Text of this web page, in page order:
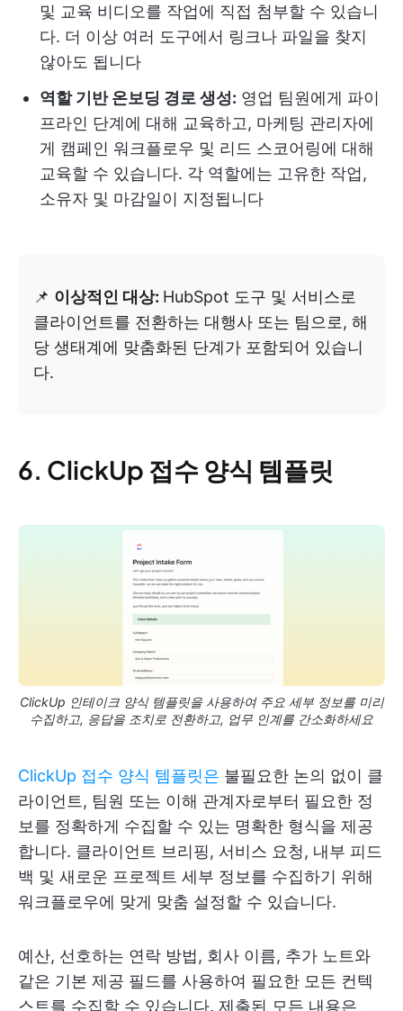
및 교육 비디오를 작업에 직접 첨부할 수 있습니
다. 더 이상 여러 도구에서 링크나 파일을 찾지
않아도 됩니다
역할 기반 온보딩 경로 생성: 영업 팀원에게 파이
프라인 단계에 대해 교육하고, 마케팅 관리자에
게 캠페인 워크플로우 및 리드 스코어링에 대해
교육할 수 있습니다. 각 역할에는 고유한 작업,
소유자 및 마감일이 지정됩니다
📌 이상적인 대상: HubSpot 도구 및 서비스로
클라이언트를 전환하는 대행사 또는 팀으로, 해
당 생태계에 맞춤화된 단계가 포함되어 있습니
다.
6. ClickUp 접수 양식 템플릿
ClickUp 인테이크 양식 템플릿을 사용하여 주요 세부 정보를 미리
수집하고, 응답을 조치로 전환하고, 업무 인계를 간소화하세요
ClickUp 접수 양식 템플릿은 불필요한 논의 없이 클
라이언트, 팀원 또는 이해 관계자로부터 필요한 정
보를 정확하게 수집할 수 있는 명확한 형식을 제공
합니다. 클라이언트 브리핑, 서비스 요청, 내부 피드
백 및 새로운 프로젝트 세부 정보를 수집하기 위해
워크플로우에 맞게 맞춤 설정할 수 있습니다.
예산, 선호하는 연락 방법, 회사 이름, 추가 노트와
같은 기본 제공 필드를 사용하여 필요한 모든 컨텍
스트를 수집할 수 있습니다. 제출된 모든 내용은